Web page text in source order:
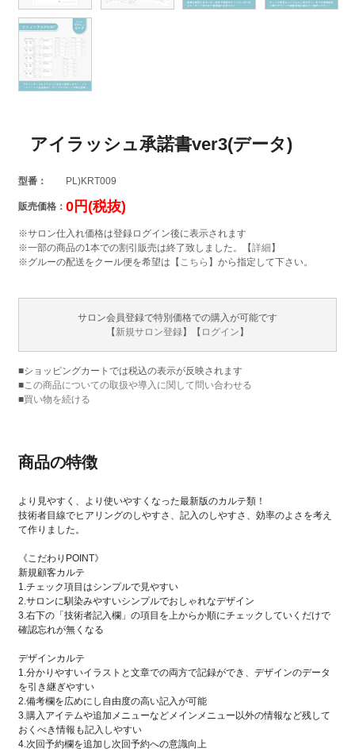
アイラッシュ承諾書ver3(データ)
型番： PL)KRT009
販売価格： 0円(税抜)
※サロン仕入れ価格は登録ログイン後に表示されます
※一部の商品の1本での割引販売は終了致しました。【詳細】
※グルーの配送をクール便を希望は【 こちら 】から指定して下さい。
サロン会員登録で特別価格での購入が可能です
【新規サロン登録】【 ログイン】
■ショッピングカートでは税込の表示が反映されます
■この商品についての取扱や導入に関して問い合わせる
■買い物を続ける
商品の特徴
より見やすく、より使いやすくなった最新版のカルテ類！
技術者目線でヒアリングのしやすさ、記入のしやすさ、効率のよさを考え
て作りました。
《こだわりPOINT》
新規顧客カルテ
1.チェック項目はシンプルで見やすい
2.サロンに馴染みやすいシンプルでおしゃれなデザイン
3.右下の「技術者記入欄」の項目を上からか順にチェックしていくだけで
確認忘れが無くなる
デザインカルテ
1.分かりやすいイラストと文章での両方で記録ができ、デザインのデータ
を引き継ぎやすい
2.備考欄を広めにし自由度の高い記入が可能
3.購入アイテムや追加メニューなどメインメニュー以外の情報など残して
おくべき情報も記入しやすい
4.次回予約欄を追加し次回予約への意識向上